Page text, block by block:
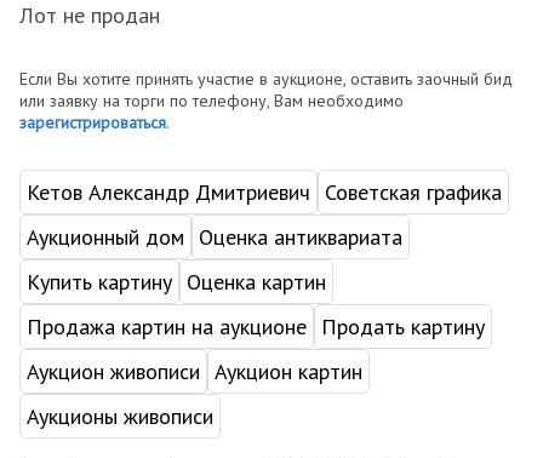
Лот не продан
Если Вы хотите принять участие в аукционе, оставить заочный бид
или заявку на торги по телефону, Вам необходимо
зарегистрироваться.
Кетов Александр Дмитриевич
Советская графика
Аукционный дом
Оценка антиквариата
Купить картину Оценка картин
Продажа картин на аукционе
Продать картину
Аукцион живописи Аукцион картин
Аукционы живописи